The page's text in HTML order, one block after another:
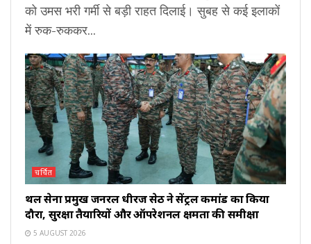
को उमस भरी गर्मी से बड़ी राहत दिलाई। सुबह से कई इलाकों
में रुक-रुककर...
चर्चित
थल सेना प्रमुख जनरल धीरज सेठ ने सेंट्रल कमांड का किया
दौरा, सुरक्षा तैयारियों और ऑपरेशनल क्षमता की समीक्षा
5 AUGUST 2026